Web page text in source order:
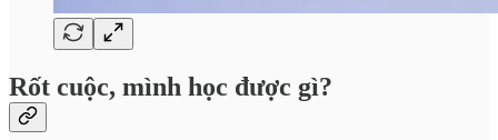
Rốt cuộc, mình học được gì?